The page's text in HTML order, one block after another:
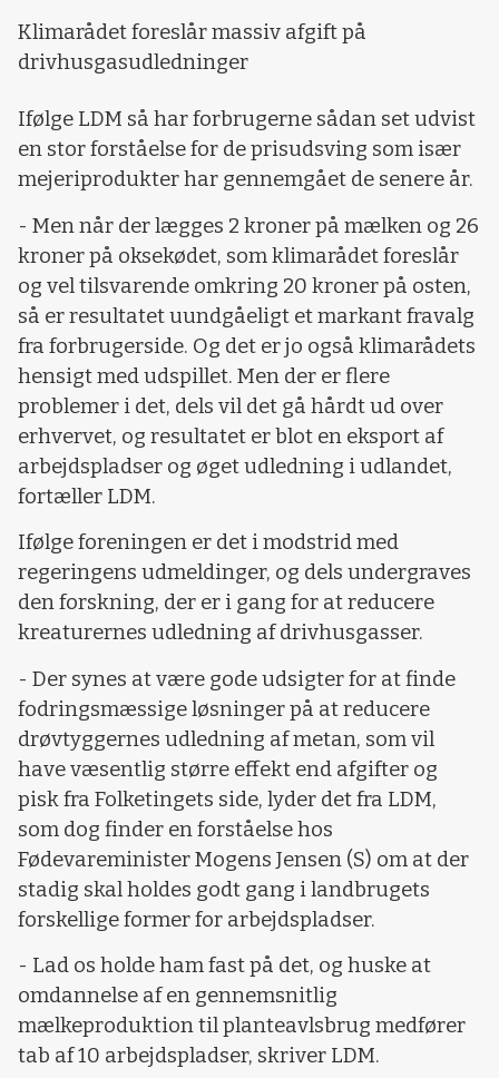
Klimarådet foreslår massiv afgift på
drivhusgasudledninger
Ifølge LDM så har forbrugerne sådan set udvist
en stor forståelse for de prisudsving som især
mejeriprodukter har gennemgået de senere år.
- Men når der lægges 2 kroner på mælken og 26
kroner på oksekødet, som klimarådet foreslår
og vel tilsvarende omkring 20 kroner på osten,
så er resultatet uundgåeligt et markant fravalg
fra forbrugerside. Og det er jo også klimarådets
hensigt med udspillet. Men der er flere
problemer i det, dels vil det gå hårdt ud over
erhvervet, og resultatet er blot en eksport af
arbejdspladser og øget udledning i udlandet,
fortæller LDM.
Ifølge foreningen er det i modstrid med
regeringens udmeldinger, og dels undergraves
den forskning, der er i gang for at reducere
kreaturernes udledning af drivhusgasser.
- Der synes at være gode udsigter for at finde
fodringsmæssige løsninger på at reducere
drøvtyggernes udledning af metan, som vil
have væsentlig større effekt end afgifter og
pisk fra Folketingets side, lyder det fra LDM,
som dog finder en forståelse hos
Fødevareminister Mogens Jensen (S) om at der
stadig skal holdes godt gang i landbrugets
forskellige former for arbejdspladser.
- Lad os holde ham fast på det, og huske at
omdannelse af en gennemsnitlig
mælkeproduktion til planteavlsbrug medfører
tab af 10 arbejdspladser, skriver LDM.